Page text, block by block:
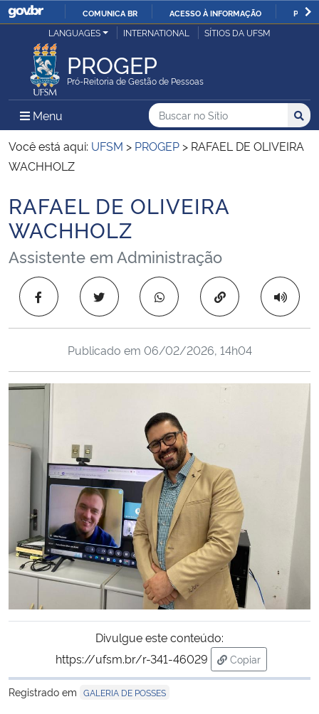
IR
COMUNICA BR ACESSO À INFORMAÇÃO
Ministério da Justiça e Segurança Pública
Ministério da Defesa
Ministério das Relações Exteriores
Ministério da Infraestrutura
Ministério da Agricultura, Pecuária e Abastecimento
Ministério da Educação
Ministério da Cidadania
Ministério de Minas e Energia
Ministério da Ciência, Tecnologia, Inovações e Comunicações
Ministério do Meio Ambiente
Ministério do Turismo
Ministério do Desenvolvimento Regional
Controladoria-Geral da União
Ministério da Mulher, da Família e dos Direitos Humanos
LANGUAGES INTERNATIONAL SÍTIOS DA UFSM
PROGEP
Pró-Reitoria de Gestão de Pessoas
Menu Menu Principal do Sítio
Busca
Buscar no no Sítio
Busca:
Você está aqui: UFSM > PROGEP > RAFAEL DE OLIVEIRA
WACHHOLZ
Início do conteúdo
RAFAEL DE OLIVEIRA
WACHHOLZ
Assistente em Administração
Copiar para área
Publicado em 06/02/2026, 14h04
Divulgue este conteúdo:
https://ufsm.br/r-341-46029
Copiar
para área de
Registrado em GALERIA DE POSSES